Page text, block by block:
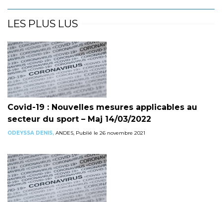
LES PLUS LUS
Covid-19 : Nouvelles mesures applicables au
secteur du sport – Maj 14/03/2022
ODEYSSA DENIS, ANDES, Publié le 26 novembre 2021